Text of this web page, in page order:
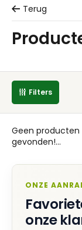
Terug
Filters
Geen producten
gevonden!...
ONZE
onze